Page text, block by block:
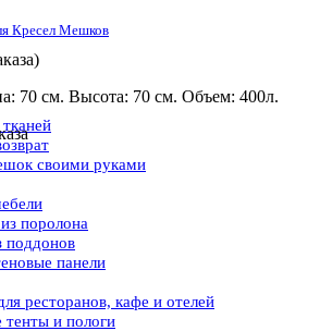
Кресел Мешков
своими руками
поролона
поддонов
панели
ресторанов, кафе и отелей
и пологи
70 см. Высота: 70 см. Объем: 400л.